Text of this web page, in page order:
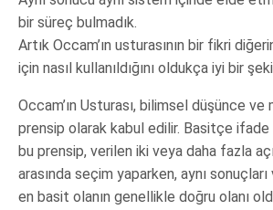
bir süreç bulmadık.
Artık Occam’ın usturasının bir fikri
için nasıl kullanıldığını oldukça iyi bir
Occam’ın Usturası, bilimsel düşünce
prensip olarak kabul edilir. Basitçe
bu prensip, verilen iki veya daha fazla
arasında seçim yaparken, aynı
en basit olanın genellikle doğru olanı